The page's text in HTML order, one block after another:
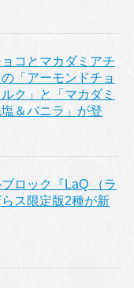
コとマカダミアチ
「アーモンドチョ
ク」と「マカダミ
＆バニラ」が登
ロック『LaQ （ラ
ス限定版2種が新